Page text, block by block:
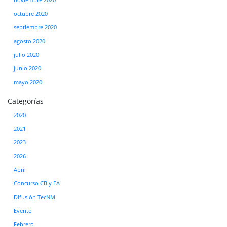
octubre 2020
septiembre 2020
agosto 2020
julio 2020
junio 2020
mayo 2020
Categorías
2020
2021
2023
2026
Abril
Concurso CB y EA
Difusión TecNM
Evento
Febrero